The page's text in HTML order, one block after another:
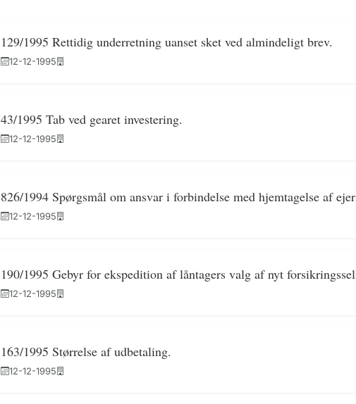
129/1995 Rettidig underretning uanset sket ved almindeligt brev.
12-12-1995
43/1995 Tab ved gearet investering.
12-12-1995
826/1994 Spørgsmål om ansvar i forbindelse med hjemtagelse af
12-12-1995
190/1995 Gebyr for ekspedition af låntagers valg af nyt
12-12-1995
163/1995 Størrelse af udbetaling.
12-12-1995